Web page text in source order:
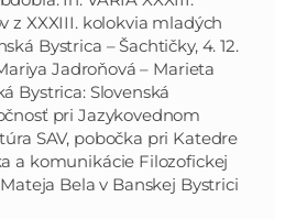
z XXXIII. kolokvia mladých
Bystrica – Šachtičky, 4. 12.
Jadroňová – Marieta
Bystrica: Slovenská
pri Jazykovednom
SAV, pobočka pri Katedre
a komunikácie Filozofickej
Bela v Banskej Bystrici